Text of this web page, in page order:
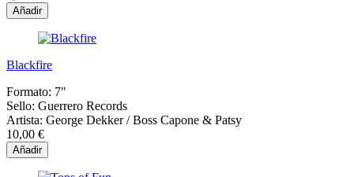
Añadir
Blackfire
Formato: 7"
Sello: Guerrero Records
Artista: George Dekker / Boss Capone & Patsy
10,00 €
Añadir